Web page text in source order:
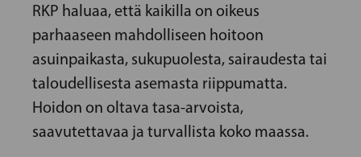
RKP haluaa, että kaikilla on oikeus
parhaaseen mahdolliseen hoitoon
asuinpaikasta, sukupuolesta, sairaudesta tai
taloudellisesta asemasta riippumatta.
Hoidon on oltava tasa-arvoista,
saavutettavaa ja turvallista koko maassa.